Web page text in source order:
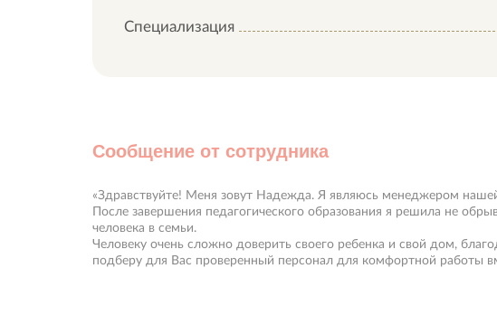
Специализация
Сообщение от сотрудника
«Здравствуйте! Меня зовут Надежда. Я являюсь менеджером
После завершения педагогического образования я решила не
человека в семьи.
Человеку очень сложно доверить своего ребенка и свой дом,
подберу для Вас проверенный персонал для комфортной работы